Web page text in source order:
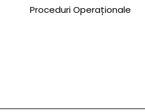
Proceduri Operaționale